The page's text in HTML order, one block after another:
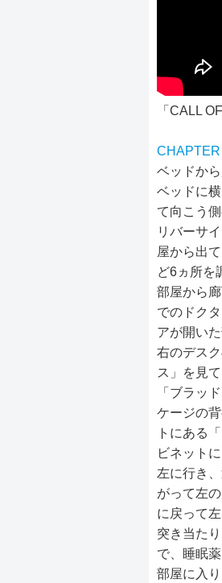
「CALL
ベッドか
ベッドに
て向こう
リバーサ
屋から出
ど6ヵ所を
部屋から
でのドク
アが開い
右のデス
ス」を見
「ブラッ
ケージの
トにある
ビネット
左に行き
がって左
に戻って
突き当た
で、睡眠
部屋に入